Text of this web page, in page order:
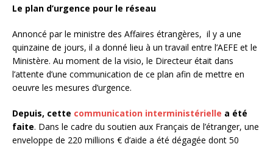
Le plan d’urgence pour le réseau
Annoncé par le ministre des Affaires étrangères, il y a une
quinzaine de jours, il a donné lieu à un travail entre l’AEFE et le
Ministère. Au moment de la visio, le Directeur était dans
l’attente d’une communication de ce plan afin de mettre en
oeuvre les mesures d’urgence.
Depuis, cette communication interministérielle a été
faite. Dans le cadre du soutien aux Français de l’étranger, une
enveloppe de 220 millions € d’aide a été dégagée dont 50